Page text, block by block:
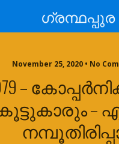
ഗ്രന്ഥപ്പുര
November 25, 2020 • No
–
–